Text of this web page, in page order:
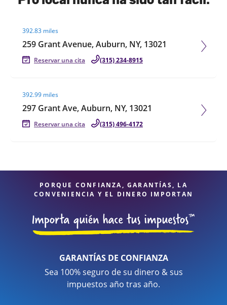
392.83 miles
259 Grant Avenue, Auburn, NY, 13021
Reservar una cita (315) 234-8915
392.99 miles
297 Grant Ave, Auburn, NY, 13021
Reservar una cita (315) 496-4172
PORQUE CONFIANZA, GARANTÍAS, LA
CONVENIENCIA Y EL DINERO IMPORTAN
GARANTÍAS DE CONFIANZA
Sea 100% seguro de su dinero & sus
impuestos año tras año.